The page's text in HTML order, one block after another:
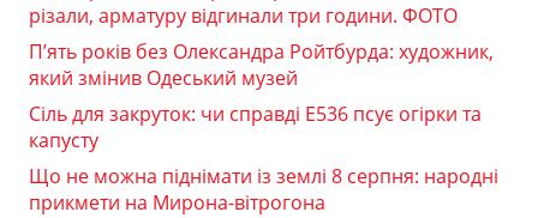
різали, арматуру відгинали три години. ФОТО
П’ять років без Олександра Ройтбурда: художник,
який змінив Одеський музей
Сіль для закруток: чи справді Е536 псує огірки та
капусту
Що не можна піднімати із землі 8 серпня: народні
прикмети на Мирона-вітрогона